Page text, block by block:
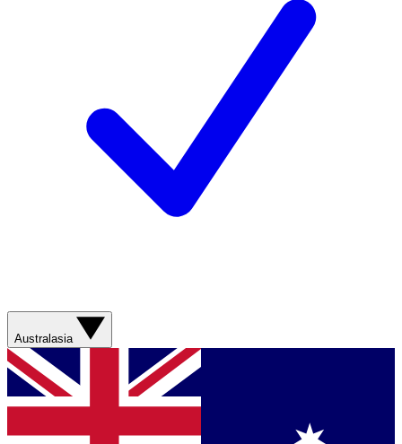
Australasia